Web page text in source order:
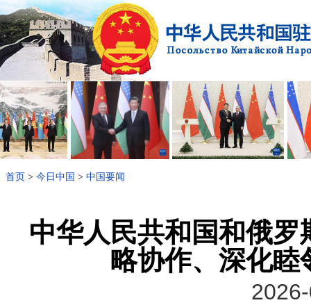
首页 > 今日中国 > 中国要闻
中华人民共和国和俄
略协作、深化睦